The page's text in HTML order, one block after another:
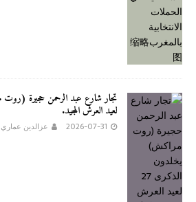
لعيد العرش المجيد.
2026-07-31 عزالدين عماري